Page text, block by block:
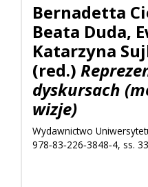
Bernadetta
Beata Duda,
Katarzyna
(red.)
dyskursach
wizje)
Wydawnictwo
978‑83‑226‑3848‑4, ss.